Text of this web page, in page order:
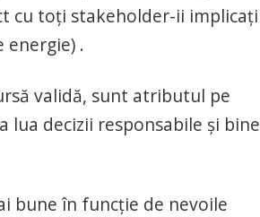
cu toți stakeholder-ii implicați
.
validă, sunt atributul pe
lua decizii responsabile și bine
bune în funcție de nevoile